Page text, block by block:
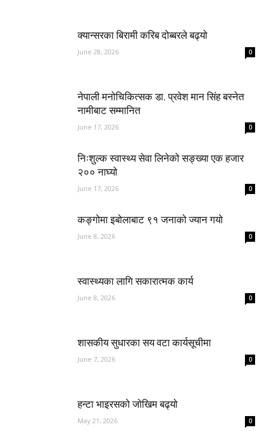
क्यान्सरका बिरामी करिब दोब्बरले बढ्याे
June 28, 2026 0
नेपाली मनोचिकित्सक डा. प्रवेश मान सिंह बस्नेत
नामीबाट सम्मानित
June 17, 2026 0
निःशुल्क स्वास्थ्य सेवा लिनेको सङ्ख्या एक हजार
२०० नाघ्याे
June 17, 2026 0
कङ्गोमा इबोलाबाट ९१ जनाको ज्यान गयाे
June 8, 2026 0
स्वास्थ्यका लागि सकारात्मक कार्य
June 8, 2026 0
शासकीय सुधारका सय वटा कार्यसूचीमा
June 7, 2026 0
हन्टा भाइरसको जाेखिम बढ्याे
May 21, 2026 0